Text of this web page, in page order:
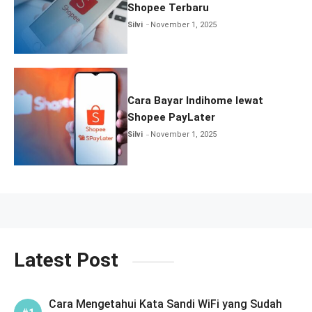
Shopee Terbaru
Silvi November 1, 2025
Cara Bayar Indihome lewat
Shopee PayLater
Silvi November 1, 2025
Latest Post
Cara Mengetahui Kata Sandi WiFi yang Sudah